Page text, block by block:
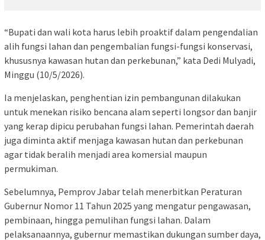
“Bupati dan wali kota harus lebih proaktif dalam pengendalian
alih fungsi lahan dan pengembalian fungsi-fungsi konservasi,
khususnya kawasan hutan dan perkebunan,” kata Dedi Mulyadi,
Minggu (10/5/2026).
Ia menjelaskan, penghentian izin pembangunan dilakukan
untuk menekan risiko bencana alam seperti longsor dan banjir
yang kerap dipicu perubahan fungsi lahan. Pemerintah daerah
juga diminta aktif menjaga kawasan hutan dan perkebunan
agar tidak beralih menjadi area komersial maupun
permukiman.
Sebelumnya, Pemprov Jabar telah menerbitkan Peraturan
Gubernur Nomor 11 Tahun 2025 yang mengatur pengawasan,
pembinaan, hingga pemulihan fungsi lahan. Dalam
pelaksanaannya, gubernur memastikan dukungan sumber daya,